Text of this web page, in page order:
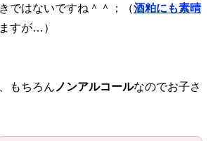
ではないですね＾＾；（酒粕にも素晴
すが…）
もちろん ノンアルコールなのでお子さ